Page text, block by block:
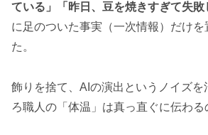
ている」「昨日、豆を焼きすぎて失敗
に足のついた事実（一次情報）だけを
た。
飾りを捨て、AIの演出というノイズを
ろ職人の「体温」は真っ直ぐに伝わる